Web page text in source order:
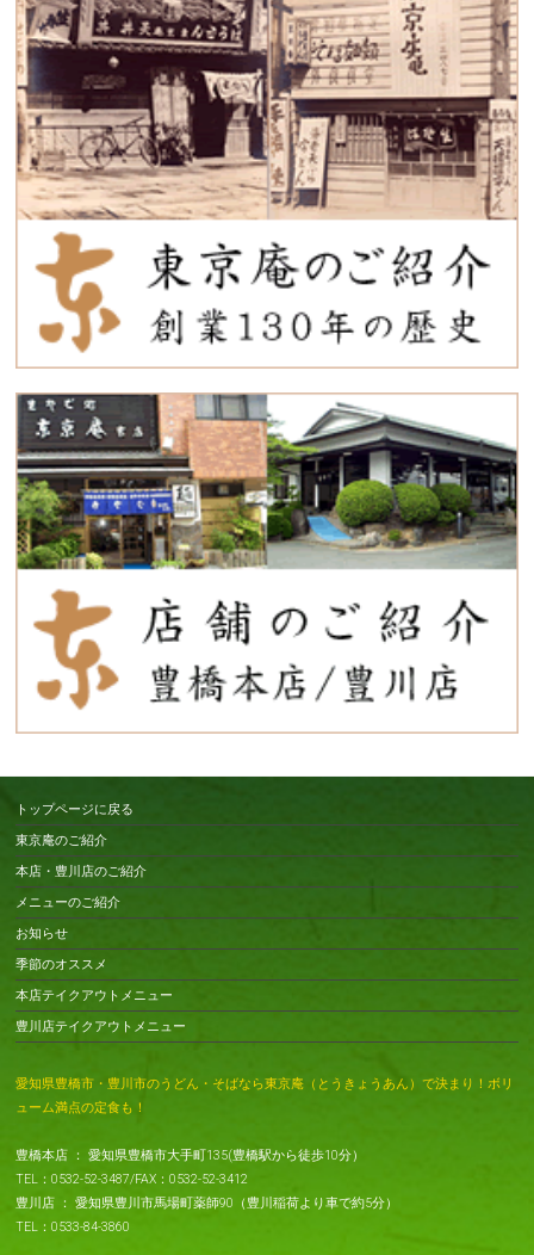
トップページに戻る
東京庵のご紹介
本店・豊川店のご紹介
メニューのご紹介
お知らせ
季節のオススメ
本店テイクアウトメニュー
豊川店テイクアウトメニュー
愛知県豊橋市・豊川市のうどん・そばなら東京庵（とうきょうあん）で決まり！ボリ
ューム満点の定食も！
豊橋本店 ： 愛知県豊橋市大手町135(豊橋駅から徒歩10分）
TEL：0532-52-3487/FAX：0532-52-3412
豊川店 ： 愛知県豊川市馬場町薬師90（豊川稲荷より車で約5分）
TEL：0533-84-3860